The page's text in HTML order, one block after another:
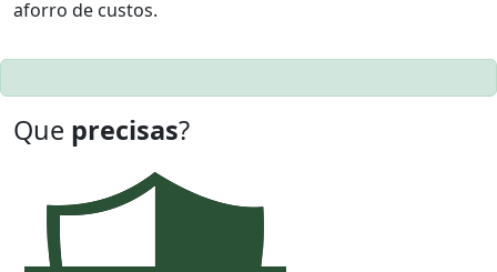
aforro de custos.
Que precisas?